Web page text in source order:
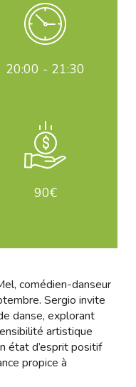
20:00 - 21:30
90€
comédien-danseur
Sergio invite
danse, explorant
artistique
état d’esprit positif
propice à